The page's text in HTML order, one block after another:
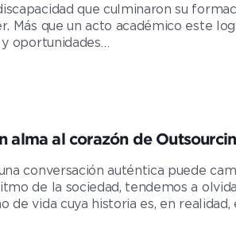
que culminaron su
Más que un acto académico este
oportunidades…
alma al corazón de
conversación auténtica puede
de la sociedad, tendemos a
de vida cuya historia es, en